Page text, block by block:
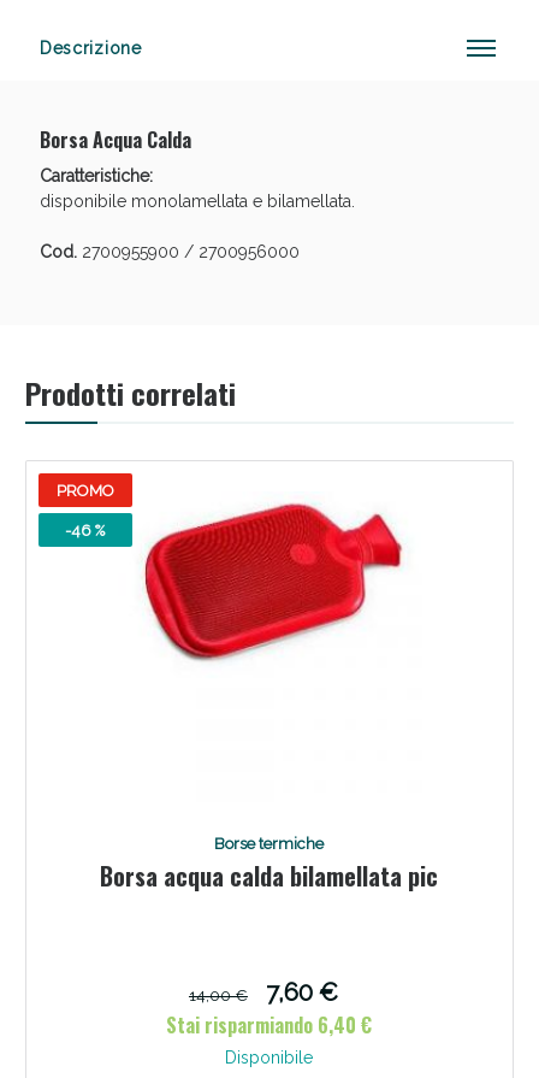
Descrizione
Borsa Acqua Calda
Caratteristiche:
disponibile monolamellata e bilamellata.
Cod.2700955900 / 2700956000
Prodotti correlati
PROMO
-46 %
Borse termiche
Borsa acqua calda bilamellata pic
14,00 €
7,60 €
Stai risparmiando 6,40 €
Disponibile
Sconto fino al 55% disponibile oggi!